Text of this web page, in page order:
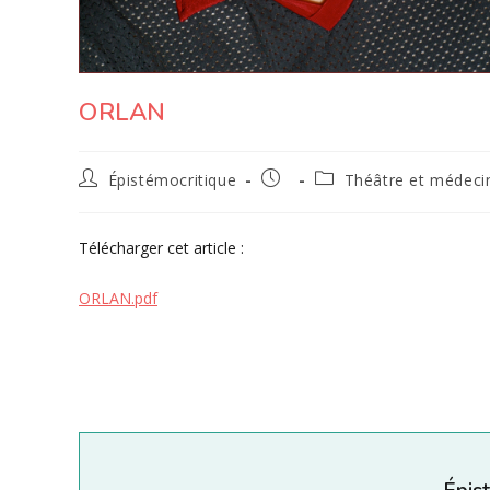
ORLAN
Auteur/autrice
publication :
Épistémocritique
Publication
PostThéâtre et
Télécharger cet article :
ORLAN.pdf